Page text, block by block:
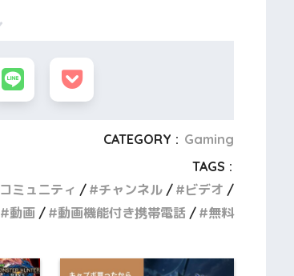
CATEGORY : Gaming
TAGS :
コミュニティ チャンネル
ビデオ
動画 動画機能付き携帯電話 無料